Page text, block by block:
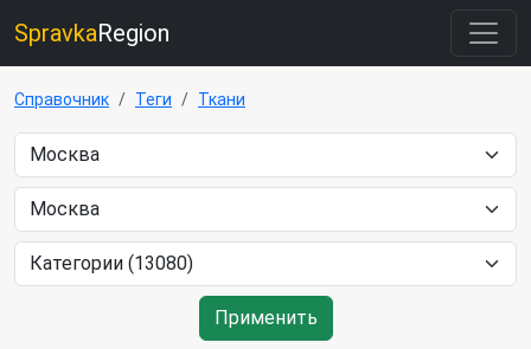
SpravkaRegion
Справочник Теги Ткани
Применить